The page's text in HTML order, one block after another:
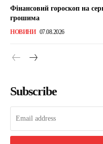
Фінансовий гороскоп на
грошима
НОВИНИ 07.08.2026
Subscribe